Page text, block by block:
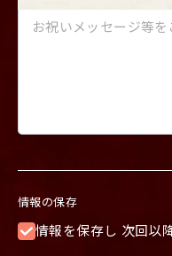
情報の保存
情報を保存し 次回以